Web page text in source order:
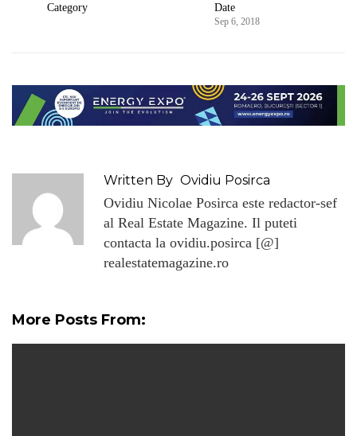
Category Date
Sep 6, 2018
Written By Ovidiu Posirca
Ovidiu Nicolae Posirca este redactor-sef
al Real Estate Magazine. Il puteti
contacta la ovidiu.posirca [@]
realestatemagazine.ro
More Posts From: